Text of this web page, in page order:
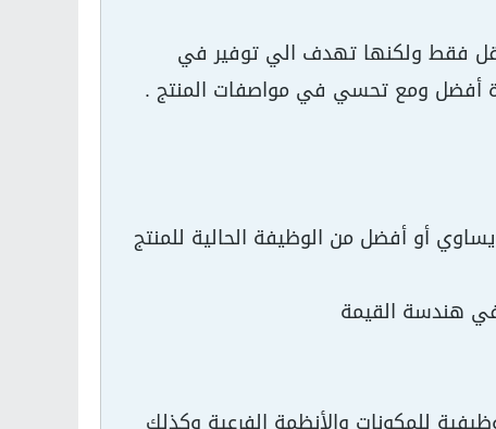
فقط ولكنها تهدف الي توفير في
أفضل ومع تحسي في مواصفات المنتج .
أو أفضل من الوظيفة الحالية للمنتج